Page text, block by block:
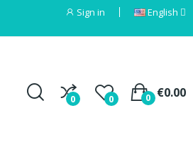
Sign in English
0 0 €0.00
0